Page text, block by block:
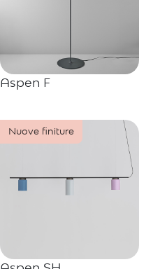
Aspen F
Nuove finiture